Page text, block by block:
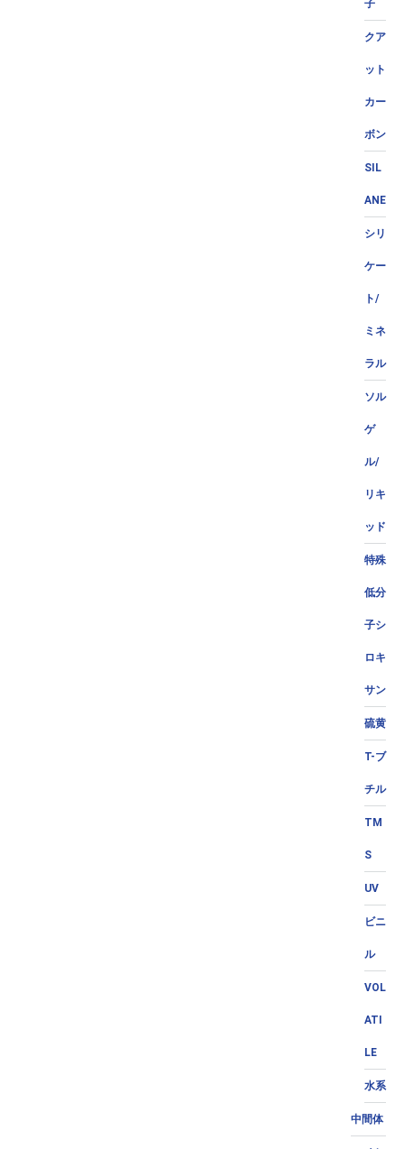
子
クア
ット
カー
ボン
SIL
ANE
シリ
ケー
ト/
ミネ
ラル
ソル
ゲ
ル/
リキ
ッド
特殊
低分
子シ
ロキ
サン
硫黄
T-ブ
チル
TM
S
UV
ビニ
ル
VOL
ATI
LE
水系
中間体